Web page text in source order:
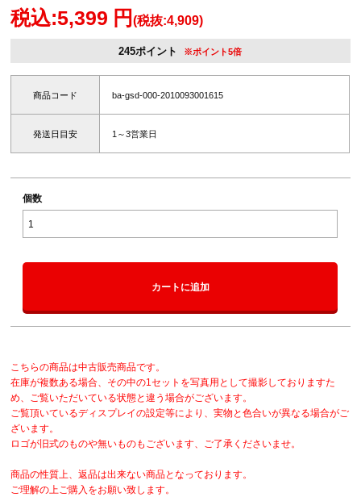
税込:5,399 円(税抜:4,909)
245ポイント ※ポイント5倍
商品コード ba-gsd-000-2010093001615
発送日目安 1～3営業日
個数
カートに追加
こちらの商品は中古販売商品です。
在庫が複数ある場合、その中の1セットを写真用として撮影しておりますた
め、ご覧いただいている状態と違う場合がございます。
ご覧頂いているディスプレイの設定等により、実物と色合いが異なる場合がご
ざいます。
ロゴが旧式のものや無いものもございます、ご了承くださいませ。
商品の性質上、返品は出来ない商品となっております。
ご理解の上ご購入をお願い致します。